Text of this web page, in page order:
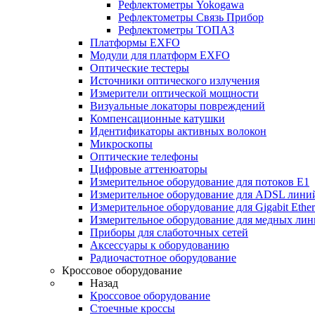
Рефлектометры Yokogawa
Рефлектометры Связь Прибор
Рефлектометры ТОПАЗ
Платформы EXFO
Модули для платформ EXFO
Оптические тестеры
Источники оптического излучения
Измерители оптической мощности
Визуальные локаторы повреждений
Компенсационные катушки
Идентификаторы активных волокон
Микроскопы
Оптические телефоны
Цифровые аттенюаторы
Измерительное оборудование для потоков Е1
Измерительное оборудование для ADSL
Измерительное оборудование для Gigabit
Измерительное оборудование для медных
Приборы для слаботочных сетей
Аксессуары к оборудованию
Радиочастотное оборудование
Кроссовое оборудование
Назад
Кроссовое оборудование
Стоечные кроссы